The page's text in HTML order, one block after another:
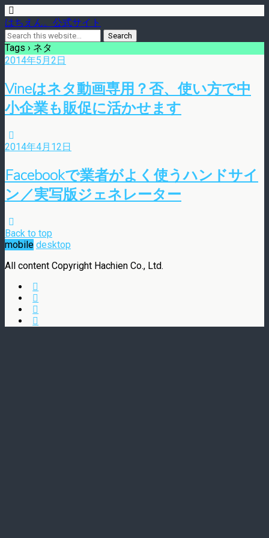
はちえん。公式サイト
Tags › ネタ
2014年5月2日
Vineはネタ動画専用？否、使い方で中
小企業も販促に活かせます
2014年4月12日
Facebookで業者がよく使うハンドサイ
ン／実写版ジェネレーター
Back to top
mobile desktop
All content Copyright Hachien Co., Ltd.